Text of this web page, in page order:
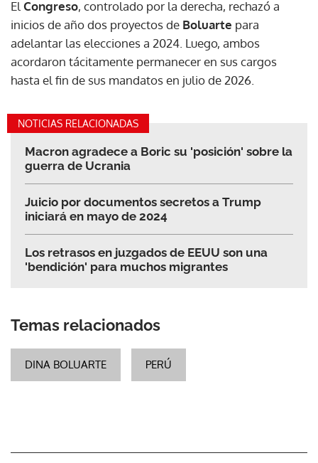
El Congreso, controlado por la derecha, rechazó a
inicios de año dos proyectos de Boluarte para
adelantar las elecciones a 2024. Luego, ambos
acordaron tácitamente permanecer en sus cargos
hasta el fin de sus mandatos en julio de 2026.
NOTICIAS RELACIONADAS
Macron agradece a Boric su 'posición' sobre la
guerra de Ucrania
Juicio por documentos secretos a Trump
iniciará en mayo de 2024
Los retrasos en juzgados de EEUU son una
'bendición' para muchos migrantes
Temas relacionados
DINA BOLUARTE PERÚ